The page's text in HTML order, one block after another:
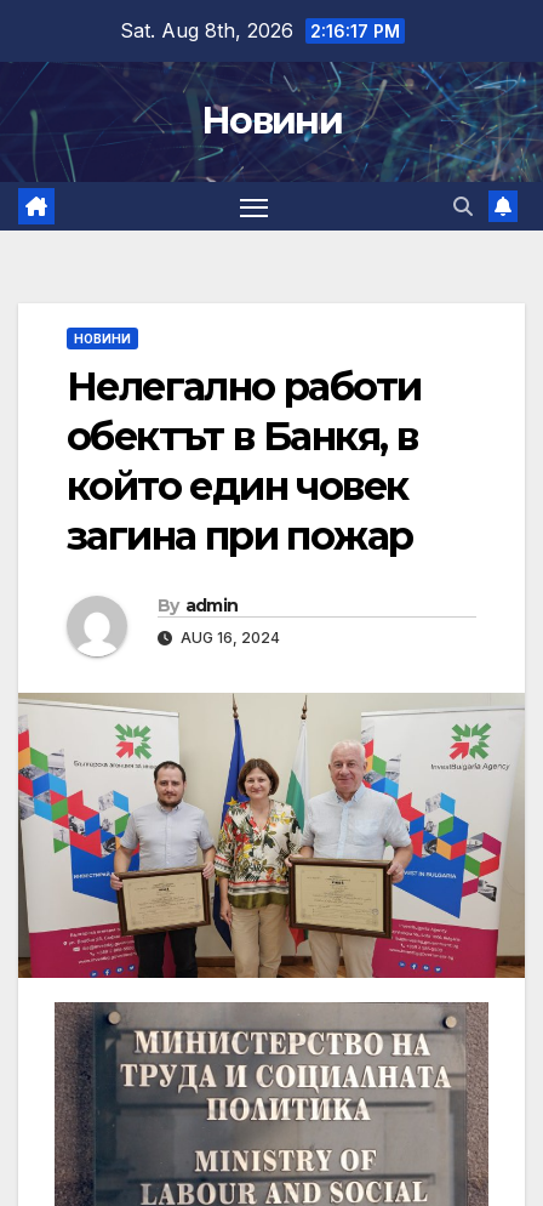
content
Sat. Aug 8th, 2026 2:16:18 PM
Новини
НОВИНИ
Нелегално работи
обектът в Банкя, в
който един човек
загина при пожар
By admin
AUG 16, 2024